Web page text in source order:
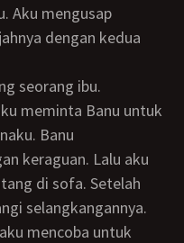
Aku mengusap
dengan kedua
seorang ibu.
Banu
keraguan. Lalu aku
di sofa. Setelah
selangkangannya.
mencoba untuk